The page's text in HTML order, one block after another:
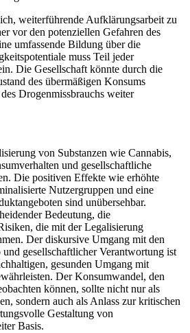
weiterführende Aufklärungsarbeit zu
vor den potenziellen Gefahren des
umfassende Bildung über die
muss Teil jeder
Die Gesellschaft könnte durch die
des übermäßigen Konsums
Drogenmissbrauchs weiter
von Substanzen wie Cannabis,
und gesellschaftliche
Die positiven Effekte wie erhöhte
Nutzergruppen und eine
sind unübersehbar.
Bedeutung, die
die mit der Legalisierung
Der diskursive Umgang mit den
gesellschaftlicher Verantwortung ist
gesunden Umgang mit
Der Konsumwandel, den
können, sollte nicht nur als
sondern auch als Anlass zur kritischen
Gestaltung von
Basis.